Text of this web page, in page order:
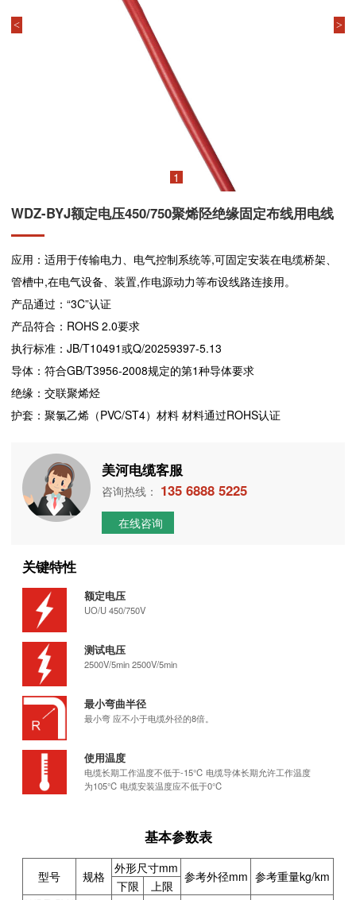
1
< >
WDZ-BYJ额定电压450/750聚烯陉绝缘固定布线用电线
应用：适用于传输电力、电气控制系统等,可固定安装在电缆桥架、
管槽中,在电气设备、装置,作电源动力等布设线路连接用。
产品通过：“3C”认证
产品符合：ROHS 2.0要求
执行标准：JB/T10491或Q/20259397-5.13
导体：符合GB/T3956-2008规定的第1种导体要求
绝缘：交联聚烯烃
护套：聚氯乙烯（PVC/ST4）材料 材料通过ROHS认证
美河电缆客服
咨询热线： 135 6888 5225
在线咨询
关键特性
额定电压
UO/U 450/750V
测试电压
2500V/5min 2500V/5min
最小弯曲半径
最小弯 应不小于电缆外径的8倍。
使用温度
电缆长期工作温度不低于-15℃ 电缆导体长期允许工作温度
为105℃ 电缆安装温度应不低于0℃
基本参数表
型号 规格
外形尺寸mm
参考外径mm 参考重量kg/km
下限
上限